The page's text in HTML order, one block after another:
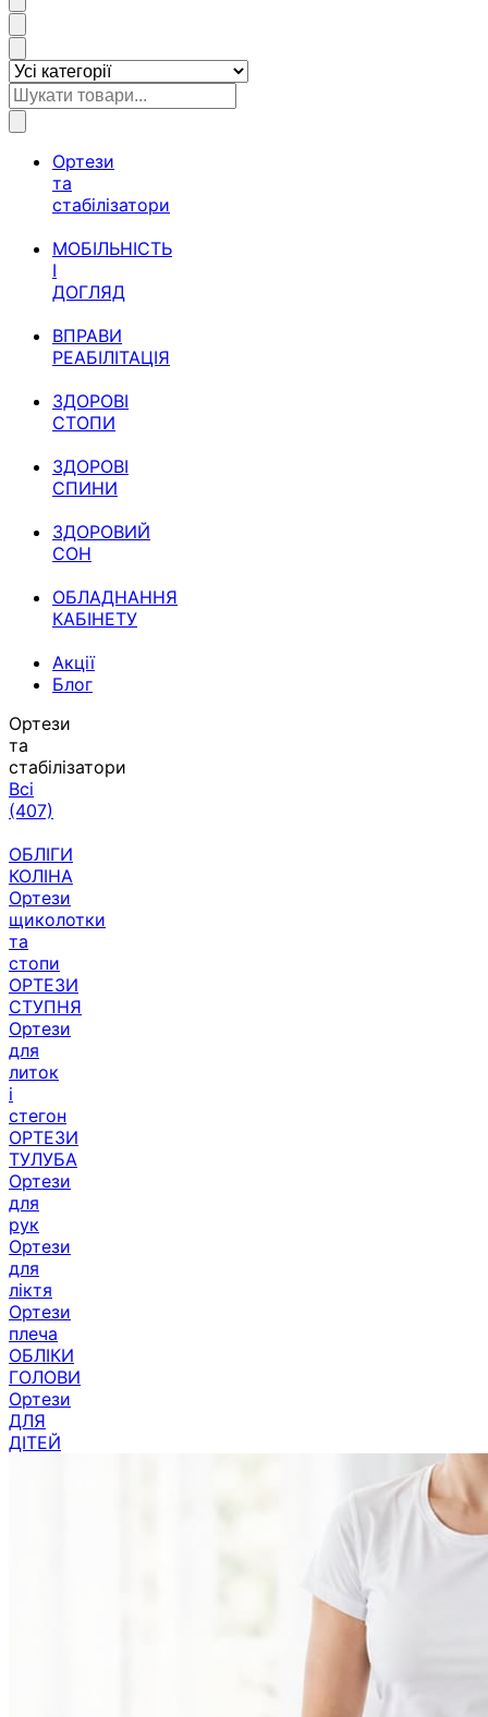
Ортези
та
стабілізатори
МОБІЛЬНІСТЬ
І
ДОГЛЯД
ВПРАВИ
РЕАБІЛІТАЦІЯ
ЗДОРОВІ
СТОПИ
ЗДОРОВІ
СПИНИ
ЗДОРОВИЙ
СОН
ОБЛАДНАННЯ
КАБІНЕТУ
Акції
Блог
Ортези
та
стабілізатори
Всі
(407)
ОБЛІГИ
КОЛІНА
Ортези
щиколотки
та
стопи
ОРТЕЗИ
СТУПНЯ
Ортези
для
литок
і
стегон
ОРТЕЗИ
ТУЛУБА
Ортези
для
рук
Ортези
для
ліктя
Ортези
плеча
ОБЛІКИ
ГОЛОВИ
Ортези
ДЛЯ
ДІТЕЙ